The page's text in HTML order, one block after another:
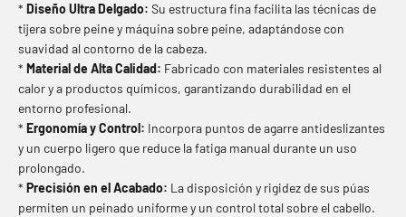
* Diseño Ultra Delgado: Su estructura fina facilita las técnicas de
tijera sobre peine y máquina sobre peine, adaptándose con
suavidad al contorno de la cabeza.
* Material de Alta Calidad: Fabricado con materiales resistentes al
calor y a productos químicos, garantizando durabilidad en el
entorno profesional.
* Ergonomía y Control: Incorpora puntos de agarre antideslizantes
y un cuerpo ligero que reduce la fatiga manual durante un uso
prolongado.
* Precisión en el Acabado: La disposición y rigidez de sus púas
permiten un peinado uniforme y un control total sobre el cabello.